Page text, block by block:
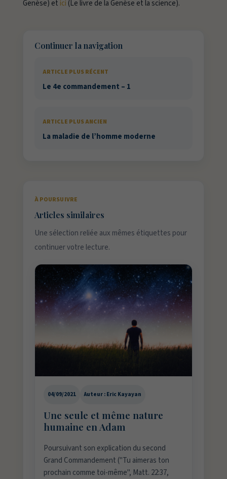
Genèse) et ici (Le livre de la Genèse et la science).
Continuer la navigation
ARTICLE PLUS RÉCENT
Le 4e commandement – 1
ARTICLE PLUS ANCIEN
La maladie de l’homme moderne
À POURSUIVRE
Articles similaires
Une sélection reliée aux mêmes étiquettes pour
continuer votre lecture.
04/09/2021 Auteur : Eric Kayayan
Une seule et même nature
humaine en Adam
Poursuivant son explication du second
Grand Commandement ("Tu aimeras ton
prochain comme toi-même", Matt. 22:37,